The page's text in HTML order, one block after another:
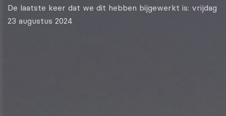
De laatste keer dat we dit hebben bijgewerkt is: vrijdag
23 augustus 2024